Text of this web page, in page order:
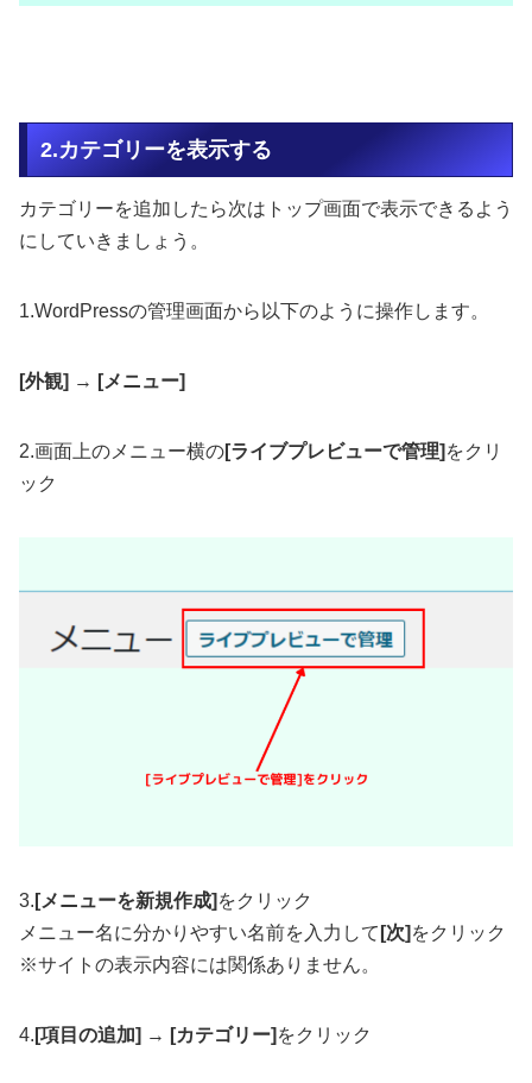
2.カテゴリーを表示する
カテゴリーを追加したら次はトップ画面で表示できるよう
にしていきましょう。
1.WordPressの管理画面から以下のように操作します。
[外観] → [メニュー]
2.画面上のメニュー横の[ライブプレビューで管理] をクリ
ック
3. [メニューを新規作成] をクリック
メニュー名に分かりやすい名前を入力して [次] をクリック
※サイトの表示内容には関係ありません。
4. [項目の追加] → [カテゴリー] をクリック